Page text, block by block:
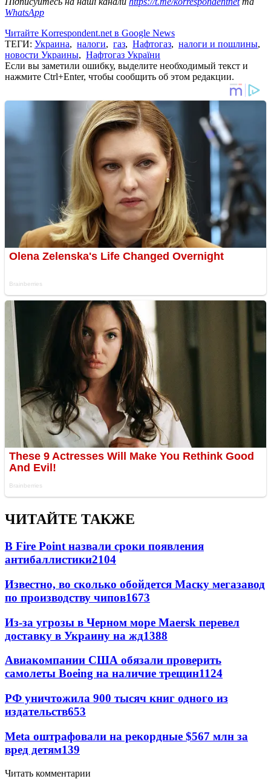
WhatsApp
Читайте Korrespondent.net в Google News
ТЕГИ: Украина, налоги, газ, Нафтогаз, налоги и пошлины,
новости Украины, Нафтогаз України
Если вы заметили ошибку, выделите необходимый текст и
нажмите Ctrl+Enter, чтобы сообщить об этом редакции.
ЧИТАЙТЕ ТАКЖЕ
В Fire Point назвали сроки появления
антибаллистики2104
Известно, во сколько обойдется Маску мегазавод
по производству чипов1673
Из-за угрозы в Черном море Maersk перевел
доставку в Украину на жд1388
Авиакомпании США обязали проверить
самолеты Boeing на наличие трещин1124
РФ уничтожила 900 тысяч книг одного из
издательств653
Meta оштрафовали на рекордные $567 млн за
вред детям139
Читать комментарии